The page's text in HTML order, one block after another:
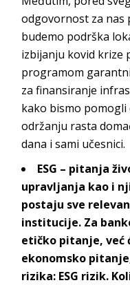
odgovornost za nas
budemo podrška
izbijanju kovid krize
programom
za finansiranje
kako bismo
održanju rasta
dana i sami učesnici.
ESG – pitanja
upravljanja kao i
postaju sve
institucije. Za
etičko pitanje, već
ekonomsko
rizika: ESG rizik.